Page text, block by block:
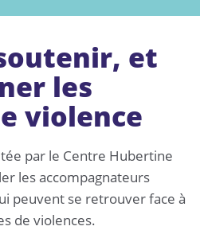
et
les
violence
par le Centre Hubertine
les accompagnateurs
peuvent se retrouver face à
de violences.